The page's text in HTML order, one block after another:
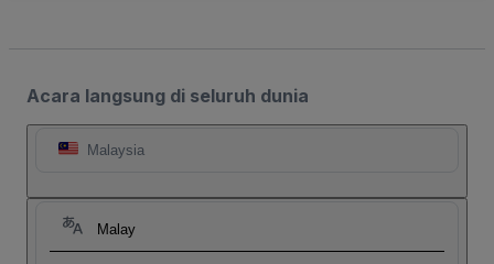
Acara langsung di seluruh dunia
Malaysia
Malay